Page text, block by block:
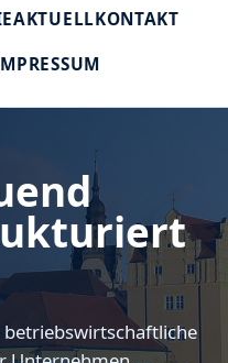
AKTUELLKONTAKT